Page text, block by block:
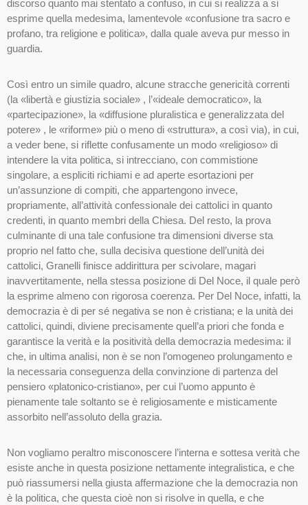
discorso quanto mai stentato a confuso, in cui si realizza a si
esprime quella medesima, lamentevole «confusione tra sacro e
profano, tra religione e politica», dalla quale aveva pur messo in
guardia.
Così entro un simile quadro, alcune stracche genericità correnti
(la «libertà e giustizia sociale» , l’«ideale democratico», la
«partecipazione», la «diffusione pluralistica e generalizzata del
potere» , le «riforme» più o meno di «struttura», a così via), in cui,
a veder bene, si riflette confusamente un modo «religioso» di
intendere la vita politica, si intrecciano, con commistione
singolare, a espliciti richiami e ad aperte esortazioni per
un’assunzione di compiti, che appartengono invece,
propriamente, all’attività confessionale dei cattolici in quanto
credenti, in quanto membri della Chiesa. Del resto, la prova
culminante di una tale confusione tra dimensioni diverse sta
proprio nel fatto che, sulla decisiva questione dell’unità dei
cattolici, Granelli finisce addirittura per scivolare, magari
inavvertitamente, nella stessa posizione di Del Noce, il quale però
la esprime almeno con rigorosa coerenza. Per Del Noce, infatti, la
democrazia è di per sé negativa se non è cristiana; e la unità dei
cattolici, quindi, diviene precisamente quell’a priori che fonda e
garantisce la verità e la positività della democrazia medesima: il
che, in ultima analisi, non è se non l’omogeneo prolungamento e
la necessaria conseguenza della convinzione di partenza del
pensiero «platonico-cristiano», per cui l’uomo appunto è
pienamente tale soltanto se è religiosamente e misticamente
assorbito nell’assoluto della grazia.
Non vogliamo peraltro misconoscere l’interna e sottesa verità che
esiste anche in questa posizione nettamente integralistica, e che
può riassumersi nella giusta affermazione che la democrazia non
è la politica, che questa cioè non si risolve in quella, e che